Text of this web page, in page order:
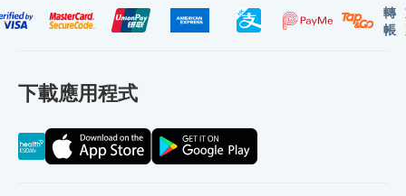
轉
帳
下載應用程式